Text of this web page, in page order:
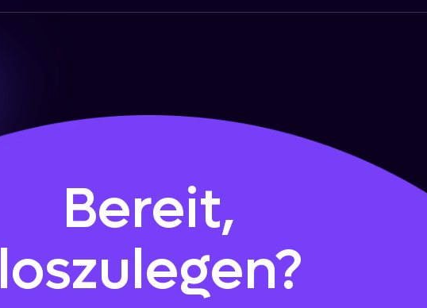
Bereit,
loszulegen?